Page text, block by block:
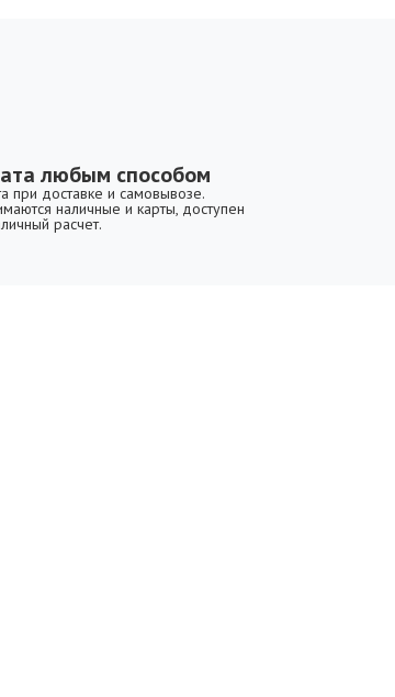
любым способом
при доставке и самовывозе.
наличные и карты, доступен
расчет.